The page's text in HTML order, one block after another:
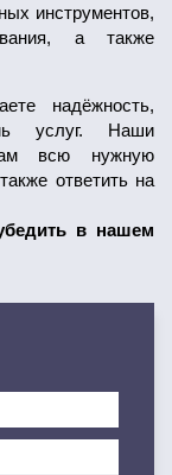
инструментов,
а также
надёжность,
услуг. Наши
всю нужную
ответить на
в нашем